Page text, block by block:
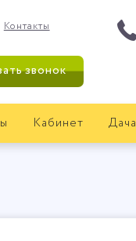
Контакты
звонок
Кабинет Дача